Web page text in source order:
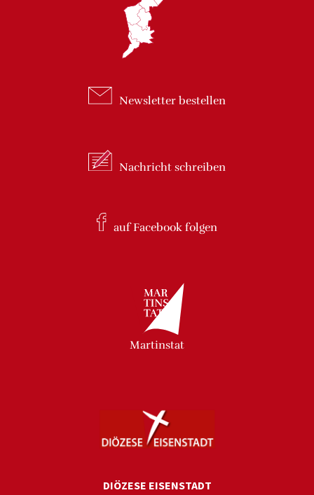
Newsletter bestellen
Nachricht schreiben
auf Facebookfolgen
Martinstat
DIÖZESE EISENSTADT